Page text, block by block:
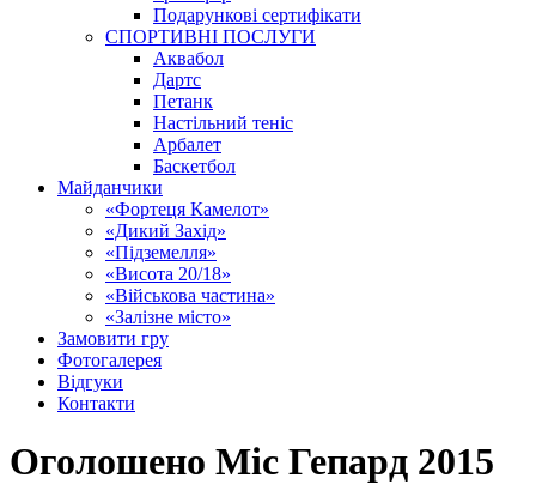
Подарункові сертифікати
СПОРТИВНІ ПОСЛУГИ
Аквабол
Дартс
Петанк
Настільний теніс
Арбалет
Баскетбол
Майданчики
«Фортеця Камелот»
«Дикий Захід»
«Підземелля»
«Висота 20/18»
«Військова частина»
«Залізне місто»
Замовити гру
Фотогалерея
Відгуки
Контакти
Оголошено Міс Гепард 2015